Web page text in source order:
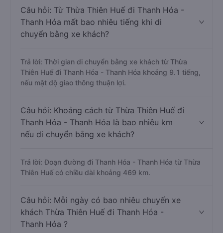
Câu hỏi: Từ Thừa Thiên Huế đi Thanh Hóa -
Thanh Hóa mất bao nhiêu tiếng khi di
chuyển bằng xe khách?
Trả lời: Thời gian di chuyển bằng xe khách từ Thừa
Thiên Huế đi Thanh Hóa - Thanh Hóa khoảng 9.1 tiếng,
nếu mật độ giao thông thuận lợi.
Câu hỏi: Khoảng cách từ Thừa Thiên Huế đi
Thanh Hóa - Thanh Hóa là bao nhiêu km
nếu di chuyển bằng xe khách?
Trả lời: Đoạn đường đi Thanh Hóa - Thanh Hóa từ Thừa
Thiên Huế có chiều dài khoảng 469 km.
Câu hỏi: Mỗi ngày có bao nhiêu chuyến xe
khách Thừa Thiên Huế đi Thanh Hóa -
Thanh Hóa ?